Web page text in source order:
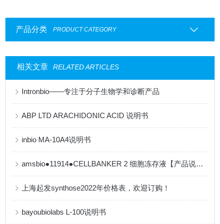
产品分类 PRODUCT CATEGORY
相关文章 RELATED ARTICLES
Intronbio——专注于分子生物学和诊断产品
ABP LTD ARACHIDONIC ACID 说明书
inbio MA-10A4说明书
amsbio●11914●CELLBANKER 2 细胞冻存液【产品说明书】
上海起发synthose2022年价格表，欢迎订购！
bayoubiolabs L-100说明书